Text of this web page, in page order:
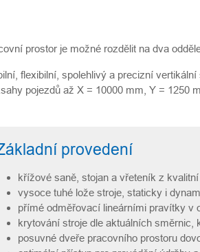
prostor je možné rozdělit na dva
flexibilní, spolehlivý a precizní
pojezdů až X = 10000 mm, Y = 1250
provedení
křížové saně, stojan a vřeteník z
vysoce tuhé lože stroje, staticky i
přímé odměřovací lineárními pravítky v
krytování stroje dle aktuálních
posuvné dveře pracovního prostoru